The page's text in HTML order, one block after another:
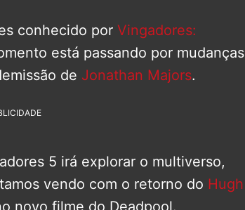
conhecido por Vingadores:
está passando por mudanças
de Jonathan Majors.
5 irá explorar o multiverso,
vendo com o retorno do Hugh
novo filme do Deadpool.